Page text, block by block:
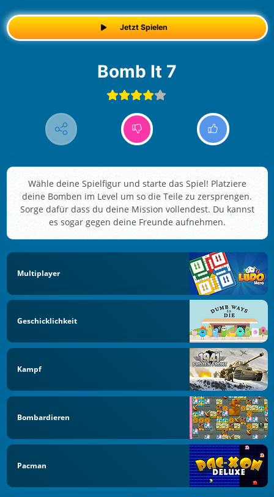
Jetzt Spielen
Bomb It 7
Wähle deine Spielfigur und starte das Spiel! Platziere
deine Bomben im Level um so die Teile zu zersprengen.
Sorge dafür dass du deine Mission vollendest. Du kannst
es sogar gegen deine Freunde aufnehmen.
Multiplayer
Geschicklichkeit
Kampf
Bombardieren
Pacman